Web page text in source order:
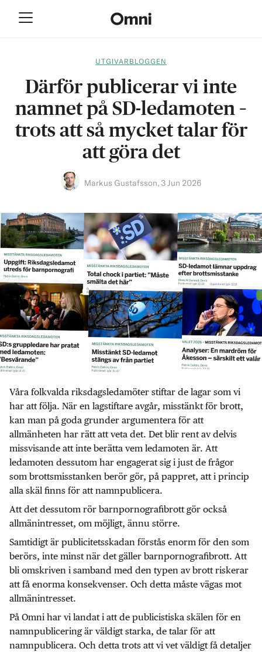
UTGIVARBLOGGEN
Därför publicerar vi inte
namnet på SD-ledamoten –
trots att så mycket talar för
att göra det
Markus Gustafsson, 3 Jun 2026
Våra folkvalda riksdagsledamöter stiftar de lagar som vi
har att följa. När en lagstiftare avgår, misstänkt för brott,
kan man på goda grunder argumentera för att
allmänheten har rätt att veta det. Det blir rent av delvis
missvisande att inte berätta vem ledamoten är. Att
ledamoten dessutom har engagerat sig i just de frågor
som brottsmisstanken berör gör, på pappret, att i princip
alla skäl finns för att namnpublicera.
Att det dessutom rör barnpornografibrott gör också
allmänintresset, om möjligt, ännu större.
Samtidigt är publicitetsskadan förstås enorm för den som
berörs, inte minst när det gäller barnpornografibrott. Att
bli omskriven i samband med den typen av brott riskerar
att få enorma konsekvenser. Och detta måste vägas mot
allmänintresset.
På Omni har vi landat i att de publicistiska skälen för en
namnpublicering är väldigt starka, de talar för att
namnpublicera. Och detta trots att vi vet väldigt få detaljer